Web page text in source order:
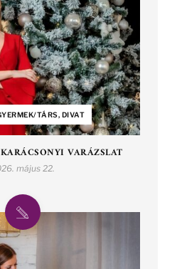
TÁRS, DIVAT
VARÁZSLAT
május 22.